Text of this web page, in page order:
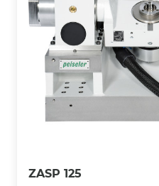
ZASP 125